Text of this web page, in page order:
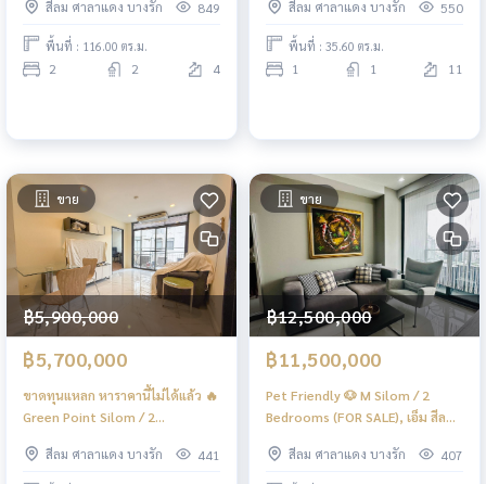
ห้องนอน (ขาย) DO407
สีลม ศาลาแดง บางรัก 849
พื้นที่ : 116.00 ตร.ม.
2 2 4
(ขาย) DO236
สีลม ศาลาแดง บางรัก 550
พื้นที่ : 35.60 ตร.ม.
1 1 11
ขาย
฿5,900,000
฿5,700,000
ขาดทุนแหลก หาราคานี้ไม่ได้แล้ว 🔥
Green Point Silom / 2
สีลม / 2 ห้องนอน (ขาย) DO660
สีลม ศาลาแดง บางรัก 441
ขาย
฿12,500,000
฿11,500,000
Pet Friendly 🐶 M Silom / 2
Bedrooms (FOR SALE), เอ็ม สีลม /
สีลม ศาลาแดง บางรัก
407